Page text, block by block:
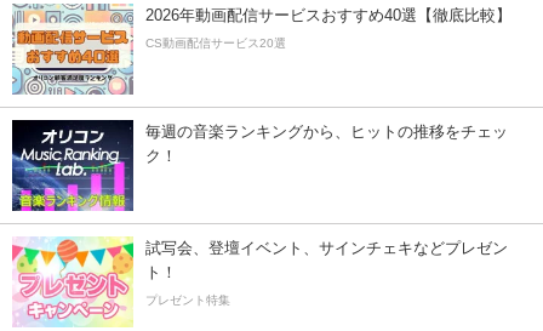
2026年動画配信サービスおすすめ40選【徹底比較】
CS動画配信サービス20選
毎週の音楽ランキングから、ヒットの推移をチェッ
ク！
試写会、登壇イベント、サインチェキなどプレゼン
ト！
プレゼント特集